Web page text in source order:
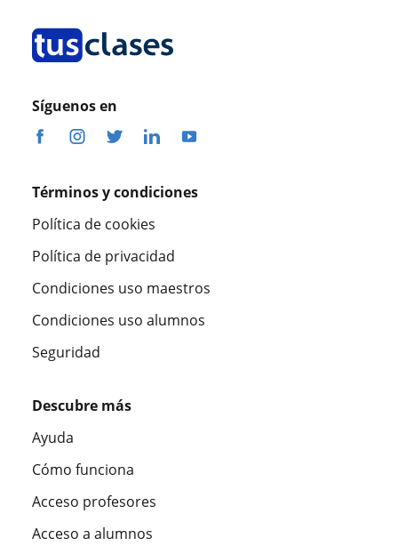
Síguenos en
Términos y condiciones
Política de cookies
Política de privacidad
Condiciones uso maestros
Condiciones uso alumnos
Seguridad
Descubre más
Ayuda
Cómo funciona
Acceso profesores
Acceso a alumnos